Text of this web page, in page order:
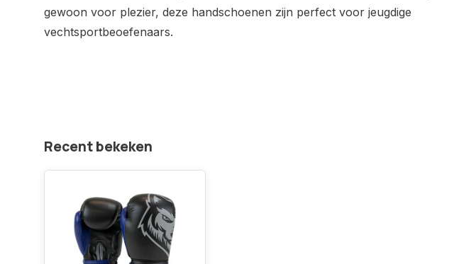
gewoon voor plezier, deze handschoenen zijn perfect voor jeugdige
vechtsportbeoefenaars.
Recent bekeken